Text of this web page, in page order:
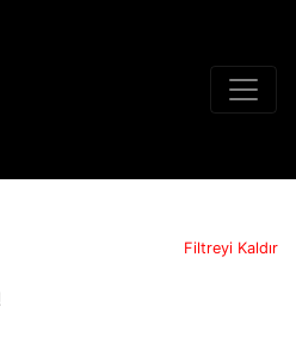
Filtreyi Kaldır